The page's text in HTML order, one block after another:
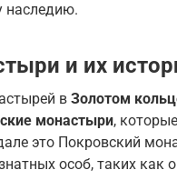
наследию.
и их
в Золотом
монастыри,
это Покровский
особ, таких как